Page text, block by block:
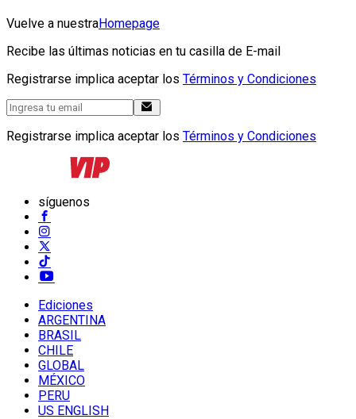
Vuelve a nuestraHomepage
Recibe las últimas noticias en tu casilla de E-mail
Registrarse implica aceptar los Términos y Condiciones
Registrarse implica aceptar los Términos y Condiciones
síguenos
Ediciones
ARGENTINA
BRASIL
CHILE
GLOBAL
MÉXICO
PERU
US ENGLISH